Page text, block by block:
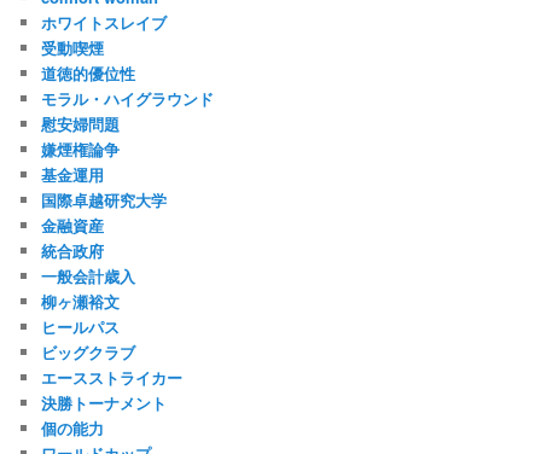
ホワイトスレイブ
受動喫煙
道徳的優位性
モラル・ハイグラウンド
慰安婦問題
嫌煙権論争
基金運用
国際卓越研究大学
金融資産
統合政府
一般会計歳入
柳ヶ瀬裕文
ヒールパス
ビッグクラブ
エースストライカー
決勝トーナメント
個の能力